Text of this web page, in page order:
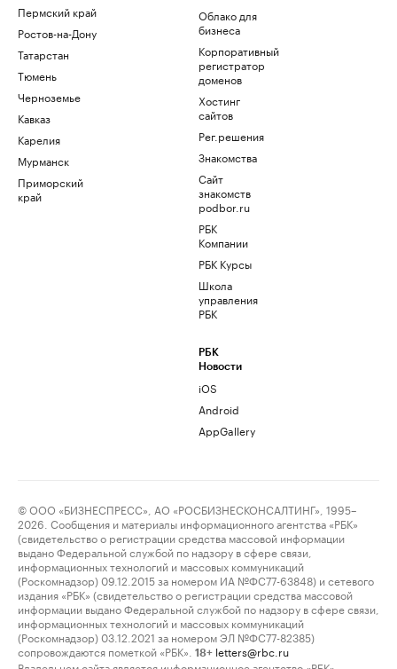
Пермский край
Ростов-на-Дону
Татарстан
Тюмень
Черноземье
Кавказ
Карелия
Мурманск
Приморский
край
Облако для
бизнеса
Корпоративный
регистратор
доменов
Хостинг
сайтов
Рег.решения
Знакомства
Сайт
знакомств
podbor.ru
РБК
Компании
РБК Курсы
Школа
управления
РБК
РБК
Новости
iOS
Android
AppGallery
© ООО «БИЗНЕСПРЕСС», АО «РОСБИЗНЕСКОНСАЛТИНГ», 1995–
2026. Сообщения и материалы информационного агентства «РБК»
(свидетельство о регистрации средства массовой информации
выдано Федеральной службой по надзору в сфере связи,
информационных технологий и массовых коммуникаций
(Роскомнадзор) 09.12.2015 за номером ИА №ФС77-63848) и сетевого
издания «РБК» (свидетельство о регистрации средства массовой
информации выдано Федеральной службой по надзору в сфере связи,
информационных технологий и массовых коммуникаций
(Роскомнадзор) 03.12.2021 за номером ЭЛ №ФС77-82385)
сопровождаются пометкой «РБК».
18+ letters@rbc.ru